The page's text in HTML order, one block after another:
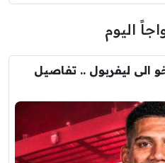
اليوم
الى ليفربول .. تفاصيل